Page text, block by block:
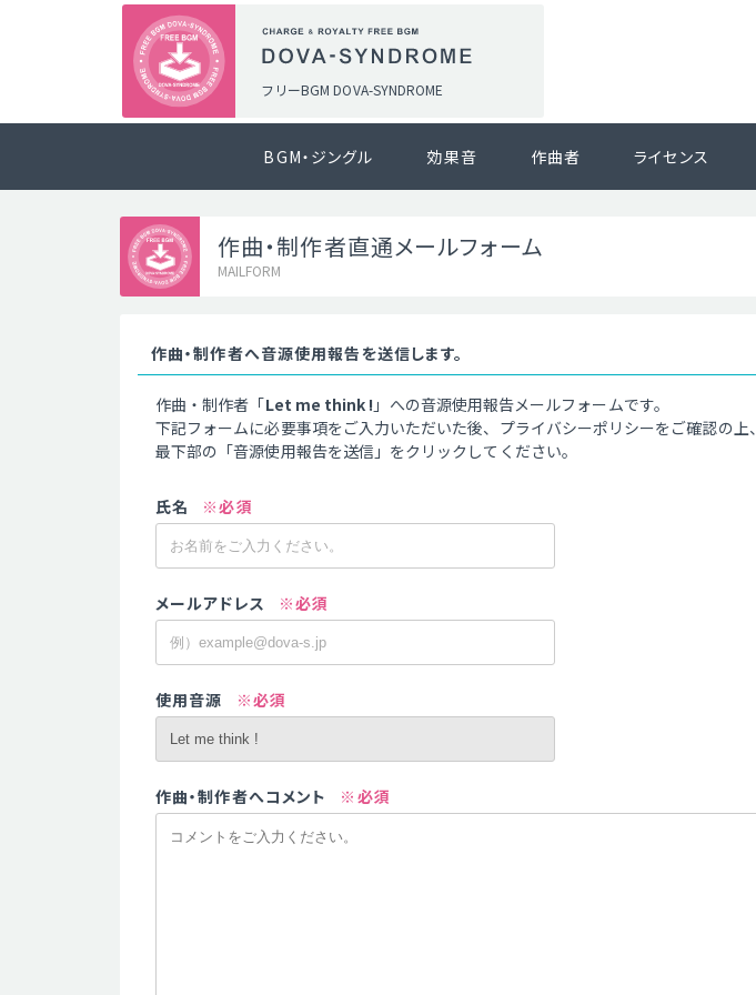
フリーBGM DOVA-SYNDROME
BGM・ジングル 効果音 作曲者 ライセンス
作曲・制作者直通メールフォーム
MAILFORM
作曲・制作者へ音源使用報告を送信します。
作曲・制作者「Let me think ! 」への音源使用報告メールフォームです。
下記フォームに必要事項をご入力いただいた後、プライバシーポリシーをご確認の上、
最下部の「音源使用報告を送信」をクリックしてください。
氏名 ※必須
メールアドレス ※必須
使用音源 ※必須
作曲・制作者へコメント ※必須